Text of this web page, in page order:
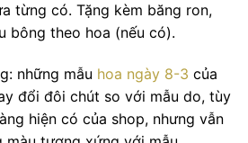
từng có. Tặng kèm băng ron,
bông theo hoa (nếu có).
những mẫu hoa ngày 8-3 của
đổi đôi chút so với mẫu do, tùy
hiện có của shop, nhưng vẫn